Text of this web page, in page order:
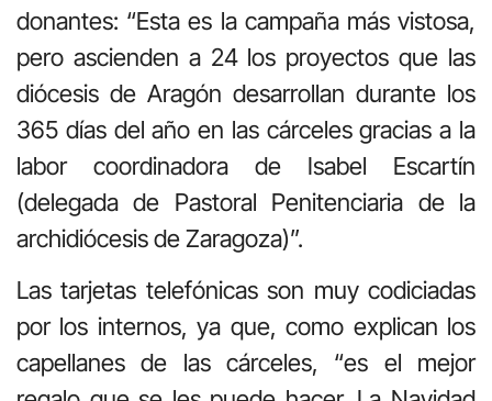
donantes: “Esta es la campaña más vistosa,
pero ascienden a 24 los proyectos que las
diócesis de Aragón desarrollan durante los
365 días del año en las cárceles gracias a la
labor coordinadora de Isabel Escartín
(delegada de Pastoral Penitenciaria de la
archidiócesis de Zaragoza)”.
Las tarjetas telefónicas son muy codiciadas
por los internos, ya que, como explican los
capellanes de las cárceles, “es el mejor